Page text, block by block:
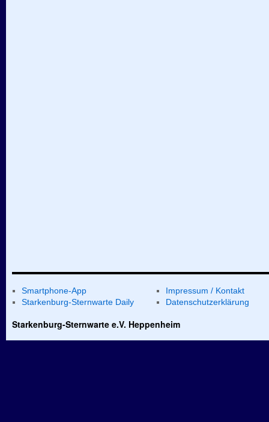
Smartphone-App
Starkenburg-Sternwarte Daily
Impressum / Kontakt
Datenschutzerklärung
Starkenburg-Sternwarte e.V. Heppenheim